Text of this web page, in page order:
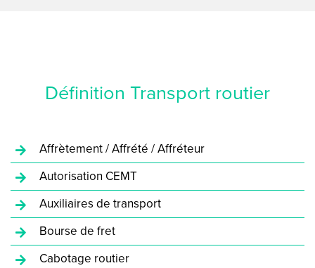
Définition Transport routier
Affrètement / Affrété / Affréteur
Autorisation CEMT
Auxiliaires de transport
Bourse de fret
Cabotage routier